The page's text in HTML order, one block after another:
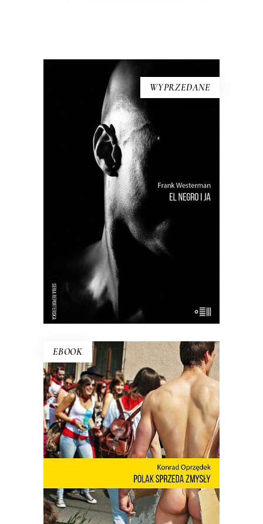
WYPRZEDANE
EL NEGRO I JA
Próba odtworzenia życia tzw.
buszmena z Banyoles – wypchanego
człowieka, który był eksponatem
muzealnym aż do lat 90. XX wieku.
Holenderki reporter przywraca
buszmenowi z Banyoles ludzką
godność i stawia pytania o istotę
rasizmu.
EBOOK
POLAK SPRZEDA ZMYSŁY
Nie ma o Polsce takich książek jak
debiut Konrada Oprzędka. Wariackich,
ale pogodnych. Smutnych, ale nie
przygnębiających. Ta błyskotliwa książka
pokazuje, kim są Polacy, kiedy nie
muszą być sobą.